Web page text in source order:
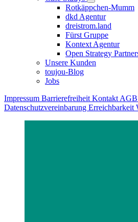
Rotkäppchen-Mumm
dkd Agentur
dreistrom.land
Fürst Gruppe
Kontext Agentur
Open Strategy
Unsere Kunden
toujou-Blog
Jobs
Impressum Barrierefreiheit Kontakt AGB
Datenschutzvereinbarung Erreichbarkeit